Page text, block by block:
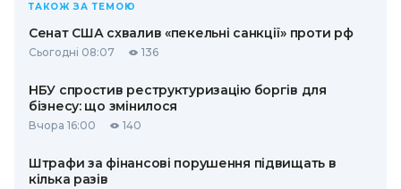
ТАКОЖ ЗА ТЕМОЮ
Сенат США схвалив «пекельні санкції» проти рф
Сьогодні 08:07 136
НБУ спростив реструктуризацію боргів для
бізнесу: що змінилося
Вчора 16:00 140
Штрафи за фінансові порушення підвищать в
кілька разів